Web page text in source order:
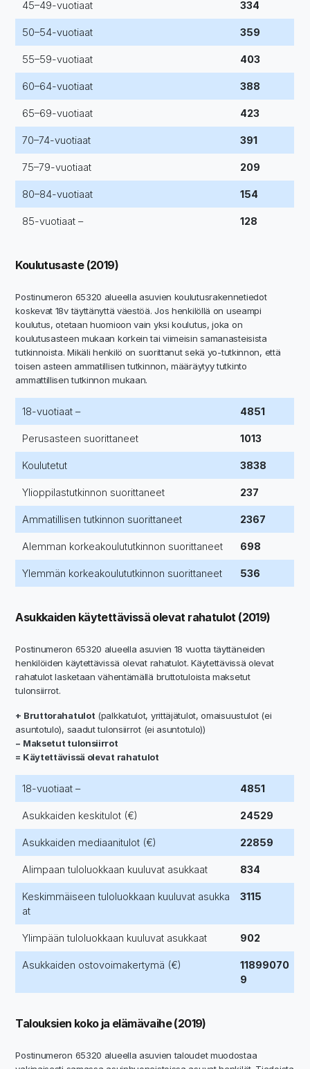
45–49-vuotiaat 334
50–54-vuotiaat 359
55–59-vuotiaat 403
60–64-vuotiaat 388
65–69-vuotiaat 423
70–74-vuotiaat 391
75–79-vuotiaat 209
80–84-vuotiaat 154
85-vuotiaat – 128
Koulutusaste (2019)
Postinumeron 65320 alueella asuvien koulutusrakennetiedot
koskevat 18v täyttänyttä väestöä. Jos henkilöllä on useampi
koulutus, otetaan huomioon vain yksi koulutus, joka on
koulutusasteen mukaan korkein tai viimeisin samanasteisista
tutkinnoista. Mikäli henkilö on suorittanut sekä yo-tutkinnon, että
toisen asteen ammatillisen tutkinnon, määräytyy tutkinto
ammattillisen tutkinnon mukaan.
18-vuotiaat – 4851
Perusasteen suorittaneet 1013
Koulutetut 3838
Ylioppilastutkinnon suorittaneet 237
Ammatillisen tutkinnon suorittaneet 2367
Alemman korkeakoulututkinnon suorittaneet 698
Ylemmän korkeakoulututkinnon suorittaneet 536
Asukkaiden käytettävissä olevat rahatulot (2019)
Postinumeron 65320 alueella asuvien 18 vuotta täyttäneiden
henkilöiden käytettävissä olevat rahatulot. Käytettävissä olevat
rahatulot lasketaan vähentämällä bruttotuloista maksetut
tulonsiirrot.
+ Bruttorahatulot (palkkatulot, yrittäjätulot, omaisuustulot (ei
asuntotulo), saadut tulonsiirrot (ei asuntotulo))
− Maksetut tulonsiirrot
= Käytettävissä olevat rahatulot
18-vuotiaat – 4851
Asukkaiden keskitulot (€) 24529
Asukkaiden mediaanitulot (€) 22859
Alimpaan tuloluokkaan kuuluvat asukkaat 834
Keskimmäiseen tuloluokkaan kuuluvat asukka
at
3115
Ylimpään tuloluokkaan kuuluvat asukkaat 902
Asukkaiden ostovoimakertymä (€)
11899070
9
Talouksien koko ja elämävaihe (2019)
Postinumeron 65320 alueella asuvien taloudet muodostaa